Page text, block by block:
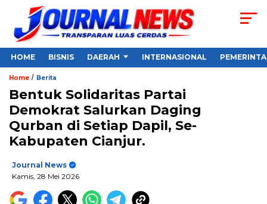
HOME BISNIS DAERAH INTERNASIONAL
Home / Berita
Bentuk Solidaritas Partai
Demokrat Salurkan Daging
Qurban di Setiap Dapil, Se-
Kabupaten Cianjur.
Journal News
Kamis, 28 Mei 2026